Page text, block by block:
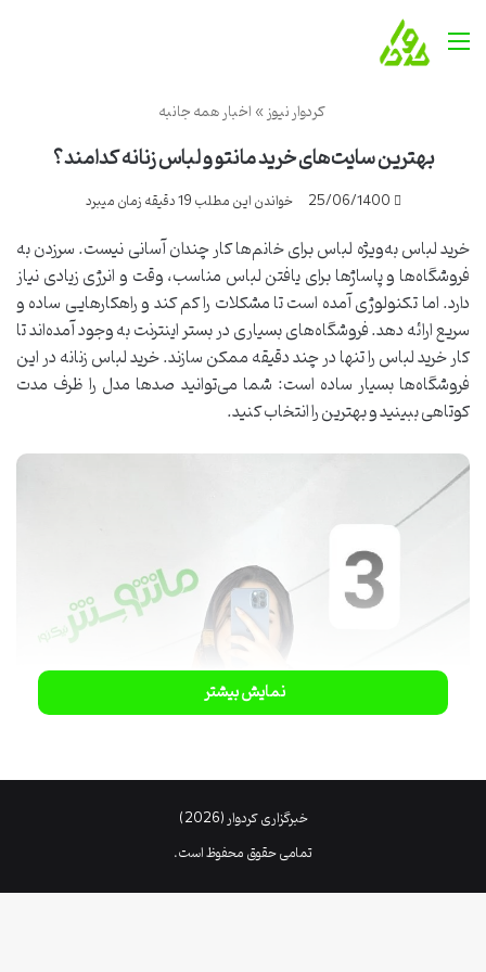
منو
کردوار نیوز»اخبار همه جانبه
بهترین سایت‌های خرید مانتو و لباس زنانه کدامند؟
25/06/1400 خواندن این مطلب 19 دقیقه زمان میبرد
خرید لباس به‌ویژه لباس برای خانم‌ها کار چندان آسانی نیست. سرزدن به
فروشگاه‌ها و پاساژ‌ها برای یافتن لباس مناسب، وقت و انرژی زیادی نیاز
دارد. اما تکنولوژی آمده است تا مشکلات را کم کند و راهکارهایی ساده و
سریع ارائه دهد. فروشگاه‌های بسیاری در بستر اینترنت به وجود آمده‌اند تا
کار خرید لباس را تنها در چند دقیقه ممکن سازند. خرید لباس زنانه در این
فروشگاه‌ها بسیار ساده است: شما می‌توانید صدها مدل را ظرف مدت
کوتاهی ببینید و بهترین را انتخاب کنید.
نمایش بیشتر
خبرگزاری کردوار (2026)
تمامی حقوق محفوظ است.